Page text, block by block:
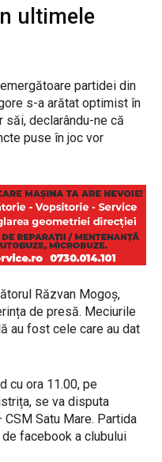
ultimele
partidei din
s-a arătat optimist în
declarându-ne că
puse în joc vor
Răzvan Mogoș,
de presă. Meciurile
au fost cele care au dat
cu ora 11.00, pe
se va disputa
Satu Mare. Partida
facebook a clubului